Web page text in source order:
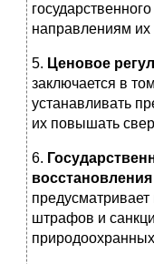
направлениям их
5. Ценовое
заключается в
устанавливать
их повышать
6.
штрафов и